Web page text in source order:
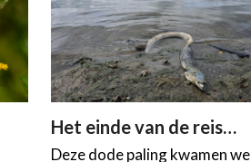
Het einde van de reis…
Deze dode paling kwamen we